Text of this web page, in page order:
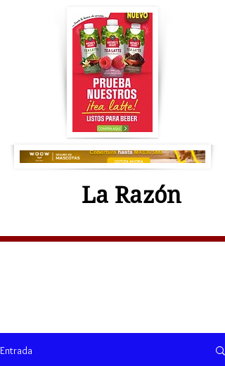
La Razón
Entrada